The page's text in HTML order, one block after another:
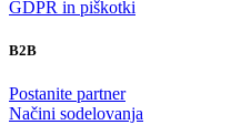
GDPR in piškotki
B2B
Postanite partner
Načini sodelovanja